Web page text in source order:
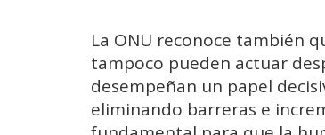
La ONU reconoce también
tampoco pueden actuar
desempeñan un papel
eliminando barreras e